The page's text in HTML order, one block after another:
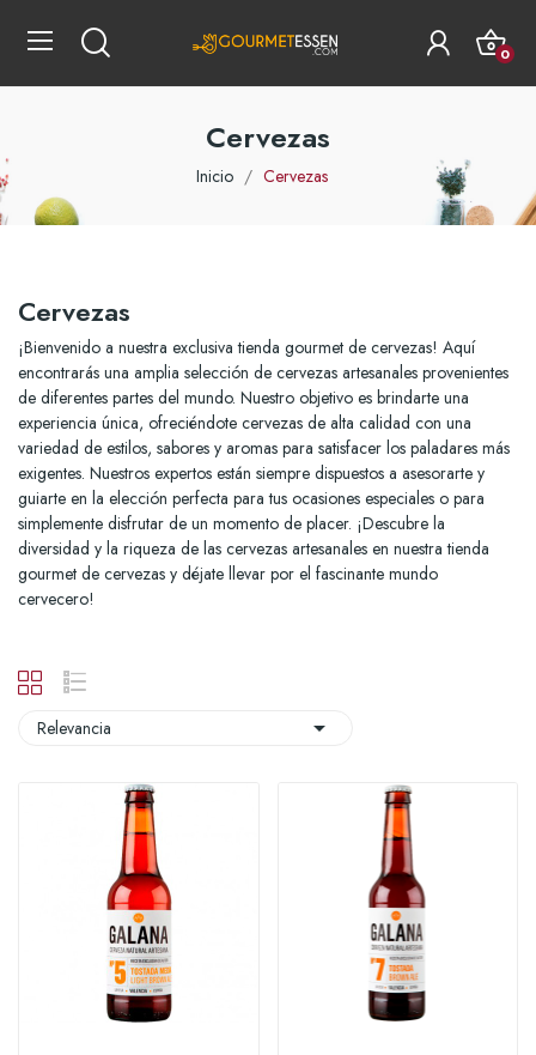
0
Cervezas
Inicio Cervezas
Cervezas
¡Bienvenido a nuestra exclusiva tienda gourmet de cervezas! Aquí
encontrarás una amplia selección de cervezas artesanales provenientes
de diferentes partes del mundo. Nuestro objetivo es brindarte una
experiencia única, ofreciéndote cervezas de alta calidad con una
variedad de estilos, sabores y aromas para satisfacer los paladares más
exigentes. Nuestros expertos están siempre dispuestos a asesorarte y
guiarte en la elección perfecta para tus ocasiones especiales o para
simplemente disfrutar de un momento de placer. ¡Descubre la
diversidad y la riqueza de las cervezas artesanales en nuestra tienda
gourmet de cervezas y déjate llevar por el fascinante mundo
cervecero!
Relevancia 